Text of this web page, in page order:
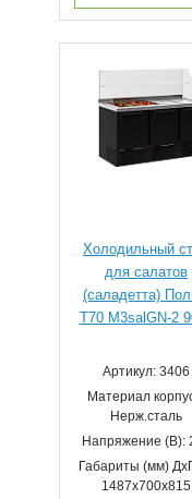
Холодильный
для салатов
(саладетта)
T70 M3salGN-2
Артикул: 3406
Материал
Нерж.сталь
Напряжение (В):
Габариты (мм)
1487х700х815